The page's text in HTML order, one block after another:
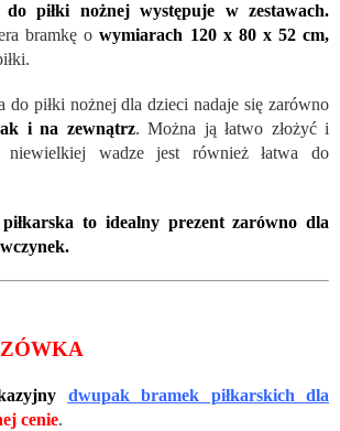
do piłki nożnej występuje w zestawach.
bramkę owymiarach 120 x 80 x 52 cm,
do piłki nożnej dla dzieci nadaje się zarówno
i na zewnątrz. Można ją łatwo złożyć i
niewielkiej wadze jest również łatwa do
to idealny prezent zarówno dla
dwupak bramek piłkarskich dla
cenie.